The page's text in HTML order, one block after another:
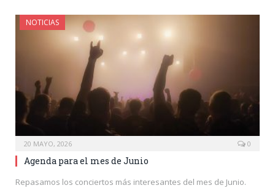
NOTICIAS
20 MAYO, 2026 0
Agenda para el mes de Junio
Repasamos los conciertos más interesantes del mes de Junio.